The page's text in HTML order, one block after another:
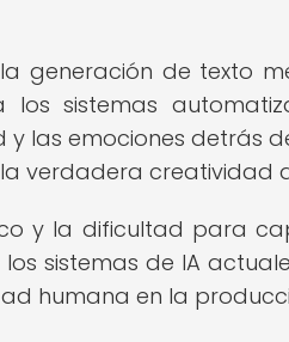
generación de texto
sistemas
las emociones detrás
verdadera creatividad
y la dificultad para
sistemas de IA
humana en la